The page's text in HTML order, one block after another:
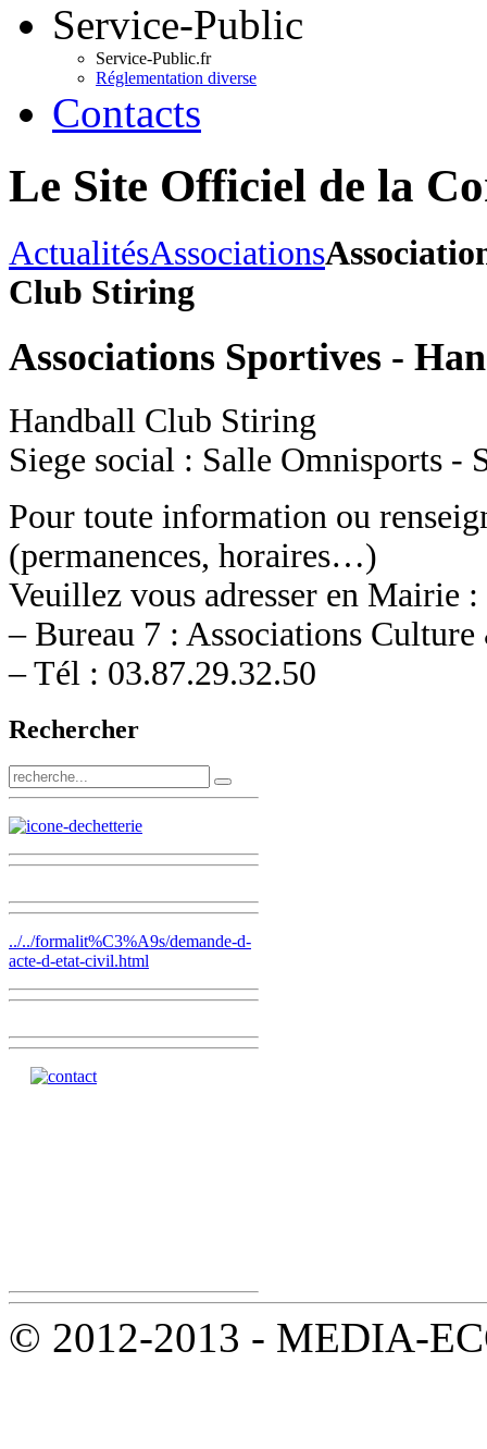
Service-Public
Service-Public.fr
Réglementation diverse
Contacts
Le Site Officiel de la
ActualitésAssociations
Club Stiring
Associations Sportives -
Handball Club Stiring
Siege social : Salle Omnisports
Pour toute information ou
(permanences, horaires…)
Veuillez vous adresser en Mairie :
– Bureau 7 : Associations
– Tél : 03.87.29.32.50
Rechercher
../../formalit%C3%A9s/demande-d-
acte-d-etat-civil.html
© 2012-2013 - MEDIA-